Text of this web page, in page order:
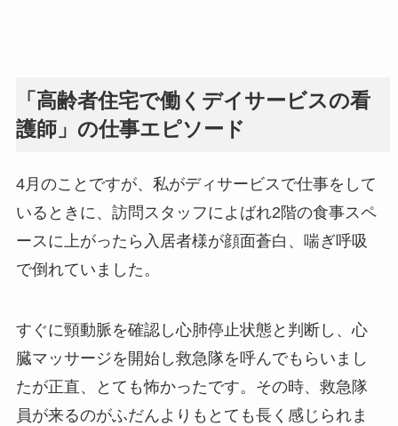
「高齢者住宅で働くデイサービスの看
護師」の仕事エピソード
4月のことですが、私がディサービスで仕事をして
いるときに、訪問スタッフによばれ2階の食事スペ
ースに上がったら入居者様が顔面蒼白、喘ぎ呼吸
で倒れていました。
すぐに頸動脈を確認し心肺停止状態と判断し、心
臓マッサージを開始し救急隊を呼んでもらいまし
たが正直、とても怖かったです。その時、救急隊
員が来るのがふだんよりもとても長く感じられま